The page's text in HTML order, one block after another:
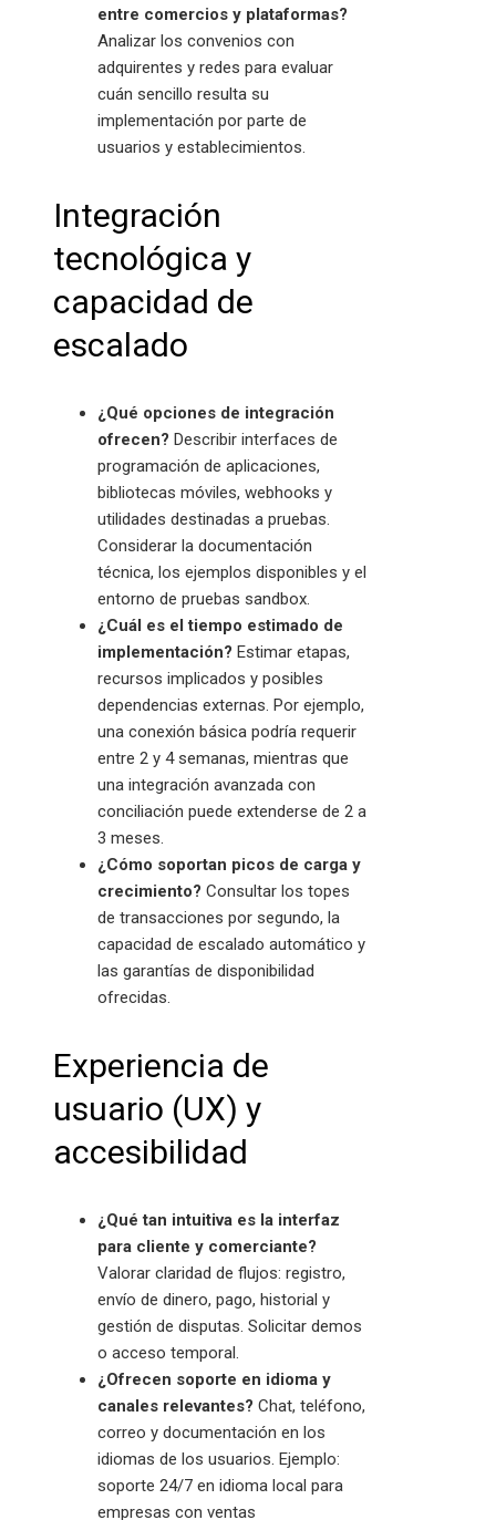
entre comercios y plataformas?
Analizar los convenios con
adquirentes y redes para evaluar
cuán sencillo resulta su
implementación por parte de
usuarios y establecimientos.
Integración
tecnológica y
capacidad de
escalado
¿Qué opciones de integración
ofrecen? Describir interfaces de
programación de aplicaciones,
bibliotecas móviles, webhooks y
utilidades destinadas a pruebas.
Considerar la documentación
técnica, los ejemplos disponibles y el
entorno de pruebas sandbox.
¿Cuál es el tiempo estimado de
implementación? Estimar etapas,
recursos implicados y posibles
dependencias externas. Por ejemplo,
una conexión básica podría requerir
entre 2 y 4 semanas, mientras que
una integración avanzada con
conciliación puede extenderse de 2 a
3 meses.
¿Cómo soportan picos de carga y
crecimiento? Consultar los topes
de transacciones por segundo, la
capacidad de escalado automático y
las garantías de disponibilidad
ofrecidas.
Experiencia de
usuario (UX) y
accesibilidad
¿Qué tan intuitiva es la interfaz
para cliente y comerciante?
Valorar claridad de flujos: registro,
envío de dinero, pago, historial y
gestión de disputas. Solicitar demos
o acceso temporal.
¿Ofrecen soporte en idioma y
canales relevantes? Chat, teléfono,
correo y documentación en los
idiomas de los usuarios. Ejemplo:
soporte 24/7 en idioma local para
empresas con ventas